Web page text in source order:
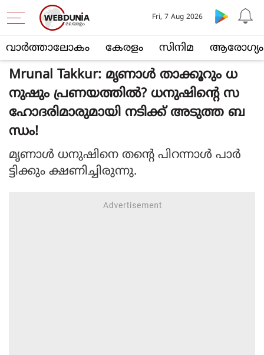
വാര്‍ത്താലോകം കേരളം സിനിമ ആരോഗ്യം
Fri, 7 Aug 2026
Mrunal Takkur: മൃണാൾ താക്കൂറും ധ
നുഷും പ്രണയത്തിൽ? ധനുഷിന്റെ സ
ഹോദരിമാരുമായി നടിക്ക് അടുത്ത ബ
ന്ധം!
മൃണാൾ ധനുഷിനെ തന്റെ പിറന്നാൾ പാർ
ട്ടിക്കും ക്ഷണിച്ചിരുന്നു.